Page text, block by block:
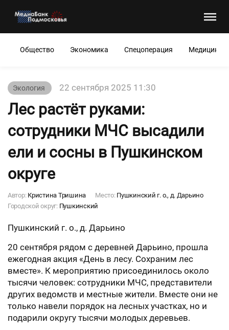
Общество Экономика Спецоперация Медицина
Экология 22 сентября 2025 11:30
Лес растёт руками:
сотрудники МЧС высадили
ели и сосны в Пушкинском
округе
Автор: Кристина Тришина Место: Пушкинский г. о., д. Дарьино
Городской округ: Пушкинский
Пушкинский г. о., д. Дарьино
20 сентября рядом с деревней Дарьино, прошла
ежегодная акция «День в лесу. Сохраним лес
вместе». К мероприятию присоединилось около
тысячи человек: сотрудники МЧС, представители
других ведомств и местные жители. Вместе они не
только навели порядок на лесных участках, но и
подарили округу тысячи молодых деревьев.